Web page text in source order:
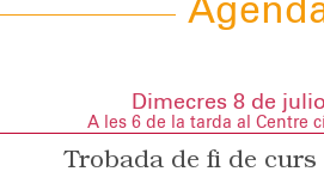
Dimecres 8 de
A les 6 de la tarda al Centre
Trobada de fi de curs